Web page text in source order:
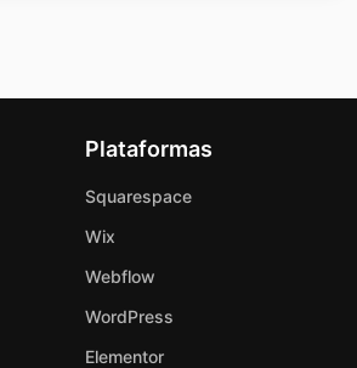
Plataformas
Squarespace
Wix
Webflow
WordPress
Elementor